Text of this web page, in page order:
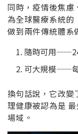
同時，疫情後焦慮
為全球醫療系統的
做到兩件傳統體系
隨時可用
可大規模——
換句話說，它改變
理健康被認為是
場域。